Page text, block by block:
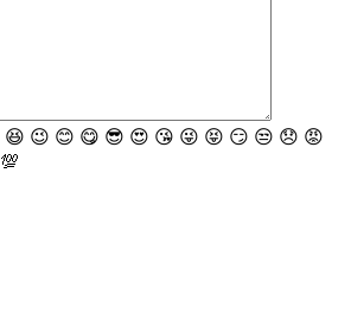
😆 😉 😊 😋 😎 😍 😘 😜 😝 😏 😒 😞 😡
💯